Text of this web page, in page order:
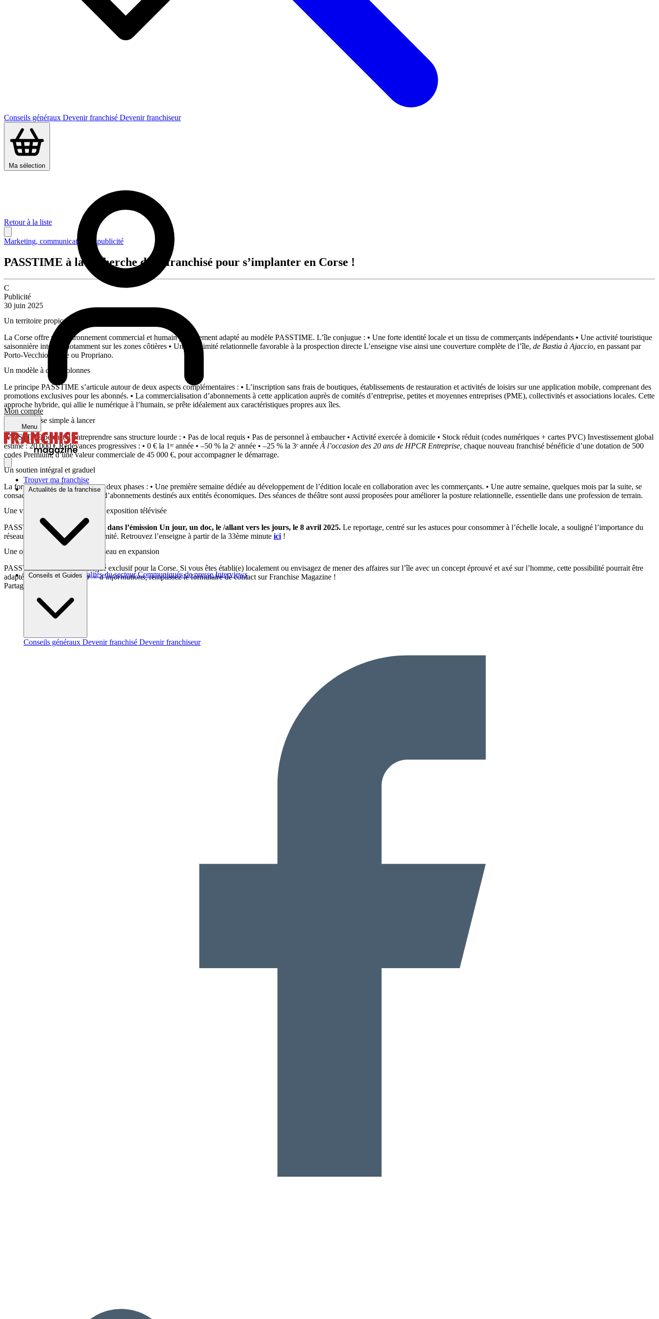
Conseils généraux Devenir franchisé Devenir franchiseur
Ma sélection
Mon compte
Menu
Trouver ma franchise
Actualités de la franchise
Brèves et actus Actualités du secteur Communiqués de presse Interviews
Conseils et Guides
Conseils généraux Devenir franchisé Devenir franchiseur
Retour à la liste
Marketing, communication & publicité
PASSTIME à la recherche d’un franchisé pour s’implanter en Corse !
C
Publicité
30 juin 2025
Un territoire propice à l’implantation
La Corse offre un environnement commercial et humain parfaitement adapté au modèle PASSTIME. L’île conjugue : • Une forte identité locale et un tissu de commerçants indépendants • Une activité touristique
saisonnière intense, notamment sur les zones côtières • Une proximité relationnelle favorable à la prospection directe L’enseigne vise ainsi une couverture complète de l’île, de Bastia à Ajaccio, en passant par
Porto-Vecchio, Corte ou Propriano.
Un modèle à deux colonnes
Le principe PASSTIME s’articule autour de deux aspects complémentaires : • L’inscription sans frais de boutiques, établissements de restauration et activités de loisirs sur une application mobile, comprenant des
promotions exclusives pour les abonnés. • La commercialisation d’abonnements à cette application auprès de comités d’entreprise, petites et moyennes entreprises (PME), collectivités et associations locales. Cette
approche hybride, qui allie le numérique à l’humain, se prête idéalement aux caractéristiques propres aux îles.
Une franchise simple à lancer
PASSTIME permet d’entreprendre sans structure lourde : • Pas de local requis • Pas de personnel à embaucher • Activité exercée à domicile • Stock réduit (codes numériques + cartes PVC) Investissement global
estimé : 20 000 € Redevances progressives : • 0 € la 1ʳᵉ année • –50 % la 2ᵉ année • –25 % la 3ᵉ année À l’occasion des 20 ans de HPCR Entreprise, chaque nouveau franchisé bénéficie d’une dotation de 500
codes Premium, d’une valeur commerciale de 45 000 €, pour accompagner le démarrage.
Un soutien intégral et graduel
La formation initiale se divise en deux phases : • Une première semaine dédiée au développement de l’édition locale en collaboration avec les commerçants. • Une autre semaine, quelques mois par la suite, se
consacre à la commercialisation d’abonnements destinés aux entités économiques. Des séances de théâtre sont aussi proposées pour améliorer la posture relationnelle, essentielle dans une profession de terrain.
Une visibilité accrue grâce à une exposition télévisée
PASSTIME a été diffusé sur
M6 dans l’émission Un jour, un doc, le /allant vers les jours, le 8 avril 2025. Le reportage, centré sur les astuces pour consommer à l’échelle locale, a souligné l’importance du
réseau dans l’économie de proximité. Retrouvez l’enseigne à partir de la 33ème minute ici !
Une opportunité existante, un réseau en expansion
PASSTIME cherche son délégué exclusif pour la Corse. Si vous êtes établi(e) localement ou envisagez de mener des affaires sur l’île avec un concept éprouvé et axé sur l’homme, cette possibilité pourrait être
adaptée à vos besoins.Pour + d’informations,remplissez le formulaire de contact sur Franchise Magazine !
Partager sur :